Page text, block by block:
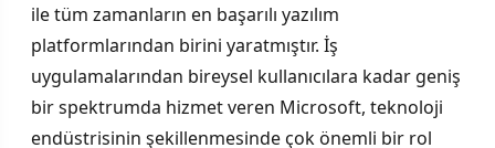
ile tüm zamanların en başarılı yazılım
platformlarından birini yaratmıştır. İş
uygulamalarından bireysel kullanıcılara kadar geniş
bir spektrumda hizmet veren Microsoft, teknoloji
endüstrisinin şekillenmesinde çok önemli bir rol